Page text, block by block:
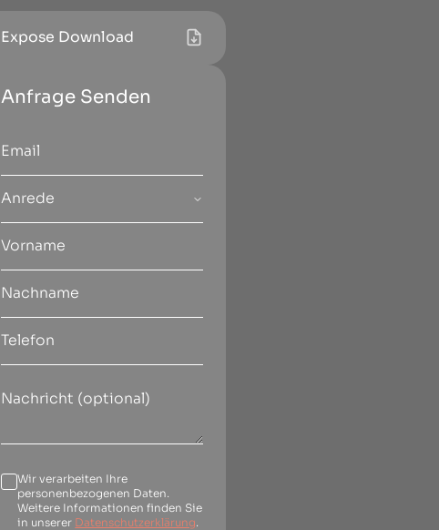
Expose Download
Anfrage Senden
Anrede
Wir verarbeiten Ihre
personenbezogenen Daten.
Weitere Informationen finden Sie
in unserer Datenschutzerklärung